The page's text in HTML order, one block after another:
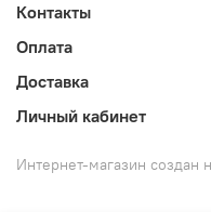
Контакты
Оплата
Доставка
Личный кабинет
Интернет-магазин создан